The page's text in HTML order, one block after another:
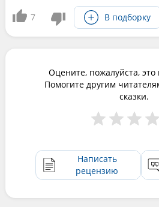
7 В подборку
Оцените, пожалуйста,
Помогите другим
сказки.
Написать
рецензию